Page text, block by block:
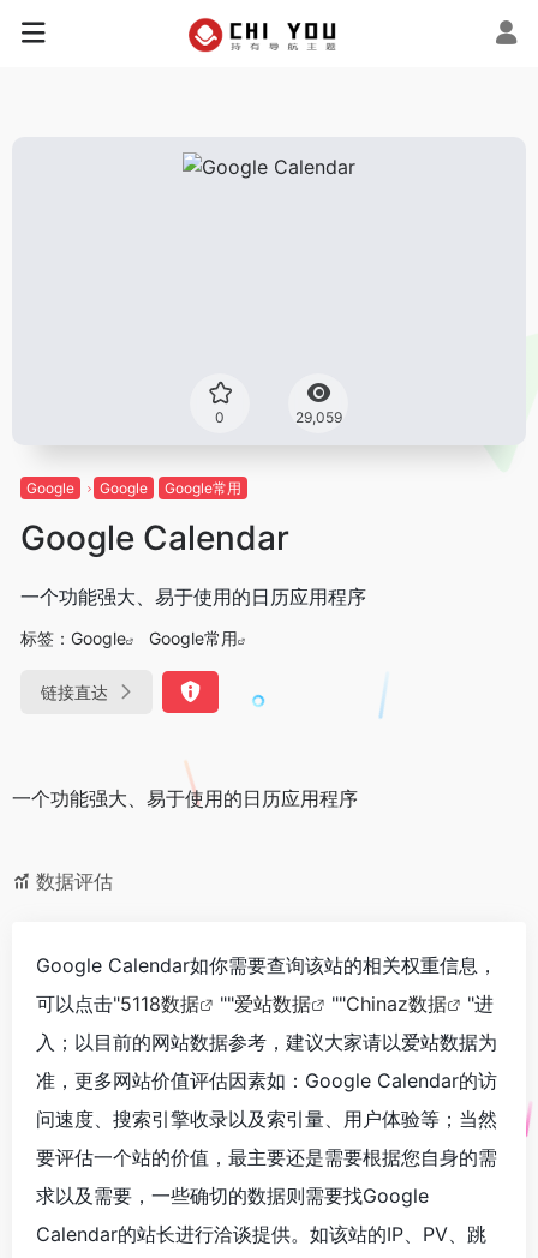
0 29,059
Google Google Google常用
Google Calendar
一个功能强大、易于使用的日历应用程序
标签： Google Google常用
链接直达
一个功能强大、易于使用的日历应用程序
数据评估
Google Calendar如你需要查询该站的相关权重信息，
可以点击"5118数据 ""爱站数据 ""Chinaz数据
"进
入；以目前的网站数据参考，建议大家请以爱站数据为
准，更多网站价值评估因素如：Google Calendar的访
问速度、搜索引擎收录以及索引量、用户体验等；当然
要评估一个站的价值，最主要还是需要根据您自身的需
求以及需要，一些确切的数据则需要找Google
Calendar的站长进行洽谈提供。如该站的IP、PV、跳